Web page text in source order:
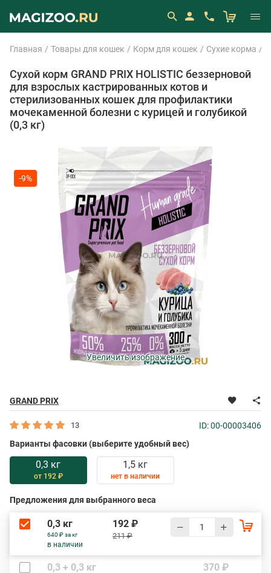
Главная Товары для кошек Корм для кошек Сухие корма
Сухой корм GRAND PRIX HOLISTIC беззерновой
для взрослых кастрированных котов и
стерилизованных кошек для профилактики
мочекаменной болезни с курицей и голубикой
(0,3 кг)
GRAND PRIX
-9%
Увеличить изображение
13
ID: 00-00003406
Варианты фасовки (выберите удобный вес)
0,3 кг
от 192 ₽
1,5 кг
нет в наличии
Предложения для выбранного веса
0,3 кг
640 ₽ за кг
в наличии
192 ₽
211 ₽
0,3 + 0,3 кг 370 ₽